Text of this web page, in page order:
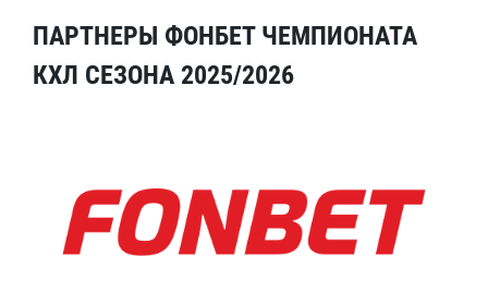
ПАРТНЕРЫ ФОНБЕТ ЧЕМПИОНАТА
КХЛ СЕЗОНА 2025/2026